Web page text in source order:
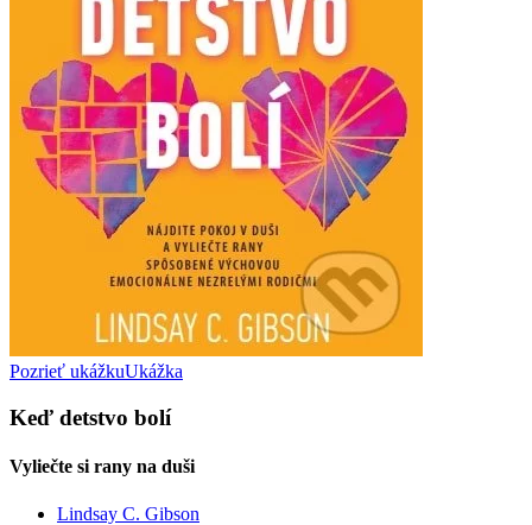
Pozrieť ukážkuUkážka
Keď detstvo bolí
Vyliečte si rany na duši
Lindsay C. Gibson